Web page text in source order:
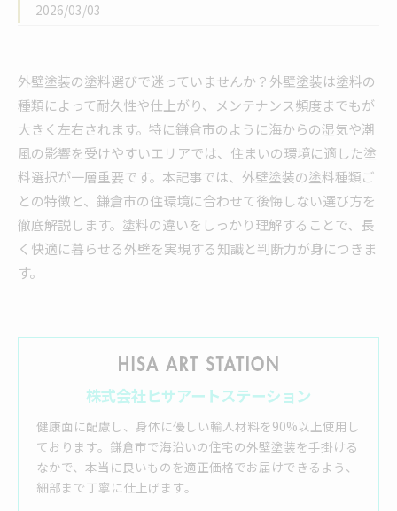
2026/03/03
外壁塗装の塗料選びで迷っていませんか？外壁塗装は塗料の
種類によって耐久性や仕上がり、メンテナンス頻度までもが
大きく左右されます。特に鎌倉市のように海からの湿気や潮
風の影響を受けやすいエリアでは、住まいの環境に適した塗
料選択が一層重要です。本記事では、外壁塗装の塗料種類ご
との特徴と、鎌倉市の住環境に合わせて後悔しない選び方を
徹底解説します。塗料の違いをしっかり理解することで、長
く快適に暮らせる外壁を実現する知識と判断力が身につきま
す。
株式会社ヒサアートステーション
健康面に配慮し、身体に優しい輸入材料を90%以上使用し
ております。鎌倉市で海沿いの住宅の外壁塗装を手掛ける
なかで、本当に良いものを適正価格でお届けできるよう、
細部まで丁寧に仕上げます。